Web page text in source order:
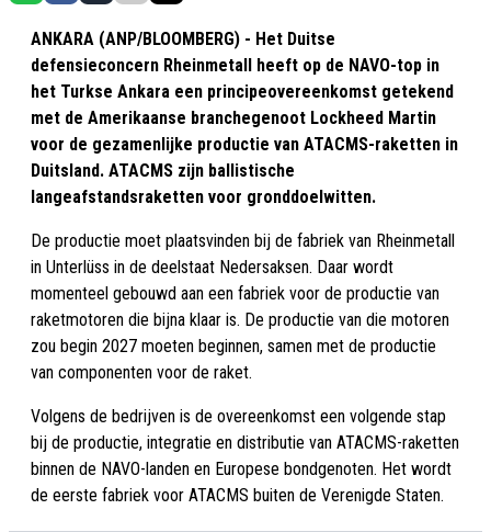
ANKARA (ANP/BLOOMBERG) - Het Duitse
defensieconcern Rheinmetall heeft op de NAVO-top in
het Turkse Ankara een principeovereenkomst getekend
met de Amerikaanse branchegenoot Lockheed Martin
voor de gezamenlijke productie van ATACMS-raketten in
Duitsland. ATACMS zijn ballistische
langeafstandsraketten voor gronddoelwitten.
De productie moet plaatsvinden bij de fabriek van Rheinmetall
in Unterlüss in de deelstaat Nedersaksen. Daar wordt
momenteel gebouwd aan een fabriek voor de productie van
raketmotoren die bijna klaar is. De productie van die motoren
zou begin 2027 moeten beginnen, samen met de productie
van componenten voor de raket.
Volgens de bedrijven is de overeenkomst een volgende stap
bij de productie, integratie en distributie van ATACMS-raketten
binnen de NAVO-landen en Europese bondgenoten. Het wordt
de eerste fabriek voor ATACMS buiten de Verenigde Staten.